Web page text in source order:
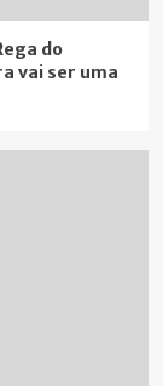
do
vai ser uma